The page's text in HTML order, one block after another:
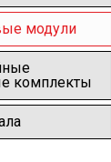
модули
комплекты